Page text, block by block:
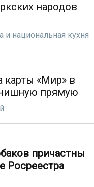
народов
и национальная кухня
«Мир» в
прямую
причастны
Росреестра